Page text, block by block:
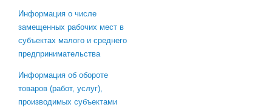
Информация о числе
замещенных рабочих мест в
субъектах малого и среднего
предпринимательства
Информация об обороте
товаров (работ, услуг),
производимых субъектами